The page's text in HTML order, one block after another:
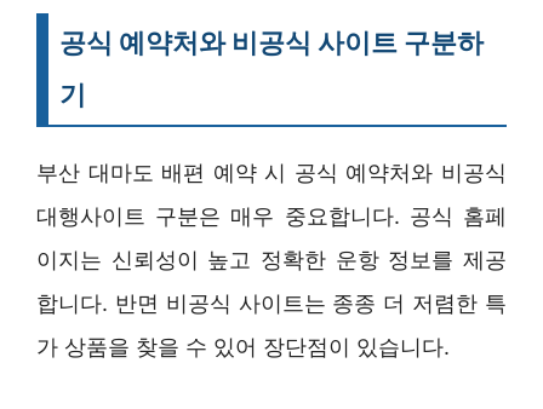
공식 예약처와 비공식 사이트 구분하
기
부산 대마도 배편 예약 시 공식 예약처와 비공식
대행사이트 구분은 매우 중요합니다. 공식 홈페
이지는 신뢰성이 높고 정확한 운항 정보를 제공
합니다. 반면 비공식 사이트는 종종 더 저렴한 특
가 상품을 찾을 수 있어 장단점이 있습니다.